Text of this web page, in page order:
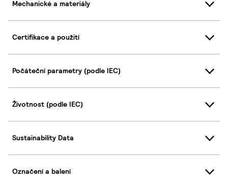
Mechanické a materiály
Certifikace a použití
Počáteční parametry (podle IEC)
Životnost (podle IEC)
Sustainability Data
Označení a balení